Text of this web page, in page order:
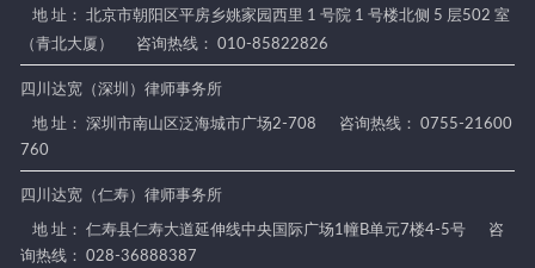
地 址： 北京市朝阳区平房乡姚家园西里 1 号院 1 号楼北侧 5 层502 室
（青北大厦）
咨询热线： 010-85822826
四川达宽（深圳）律师事务所
地 址： 深圳市南山区泛海城市广场2-708
咨询热线： 0755-21600
760
四川达宽（仁寿）律师事务所
地 址： 仁寿县仁寿大道延伸线中央国际广场1幢B单元7楼4-5号
咨
询热线： 028-36888387